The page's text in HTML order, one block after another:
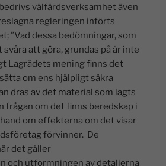
välfärdsverksamhet även
regleringen införts
”Vad dessa bedömningar, som
att göra, grundas på är inte
Lagrådets mening finns det
om ens hjälpligt säkra
dras av det material som lagts
frågan om det finns beredskap i
om effekterna om det visar
förvinner. De
det gäller
och utformningen av detaljerna